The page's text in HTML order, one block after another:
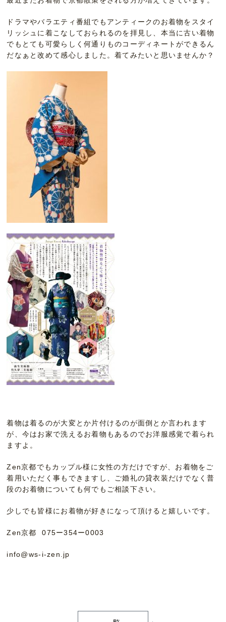
ドラマやバラエティ番組でもアンティークのお着物をスタイ
リッシュに着こなしておられるのを拝見し、本当に古い着物
でもとても可愛らしく何通りものコーディネートができるん
だなぁと改めて感心しました。着てみたいと思いませんか？
着物は着るのが大変とか片付けるのが面倒とか言われます
が、今はお家で洗えるお着物もあるのでお洋服感覚で着られ
ますよ。
Zen京都でもカップル様に女性の方だけですが、お着物をご
着用いただく事もできますし、ご婚礼の貸衣装だけでなく普
段のお着物についても何でもご相談下さい。
少しでも皆様にお着物が好きになって頂けると嬉しいです。
Zen京都 075ー354ー0003
info@ws-i-zen.jp